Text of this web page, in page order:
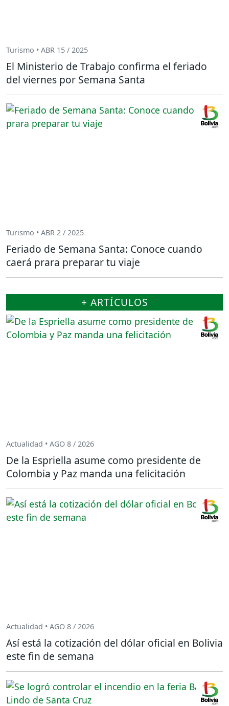
Turismo • ABR 15 / 2025
El Ministerio de Trabajo confirma el feriado
del viernes por Semana Santa
Turismo • ABR 2 / 2025
Feriado de Semana Santa: Conoce cuando
caerá prara preparar tu viaje
+ ARTÍCULOS
Actualidad • AGO 8 / 2026
De la Espriella asume como presidente de
Colombia y Paz manda una felicitación
Actualidad • AGO 8 / 2026
Así está la cotización del dólar oficial en Bolivia
este fin de semana